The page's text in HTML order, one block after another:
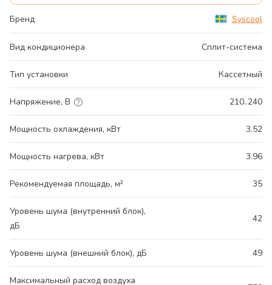
Бренд Syscool
Вид кондиционера Сплит-система
Тип установки Кассетный
Напряжение, В 210..240
Мощность охлаждения, кВт 3.52
Мощность нагрева, кВт 3.96
Рекомендуемая площадь, м² 35
Уровень шума (внутренний блок),
дБ
42
Уровень шума (внешний блок), дБ 49
Максимальный расход воздуха